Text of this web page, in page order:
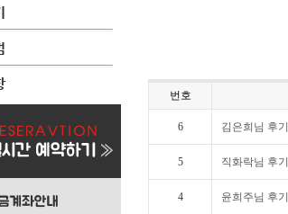
번호
6 김은희님 후기
5 직화락님 후기
4 윤희주님 후기